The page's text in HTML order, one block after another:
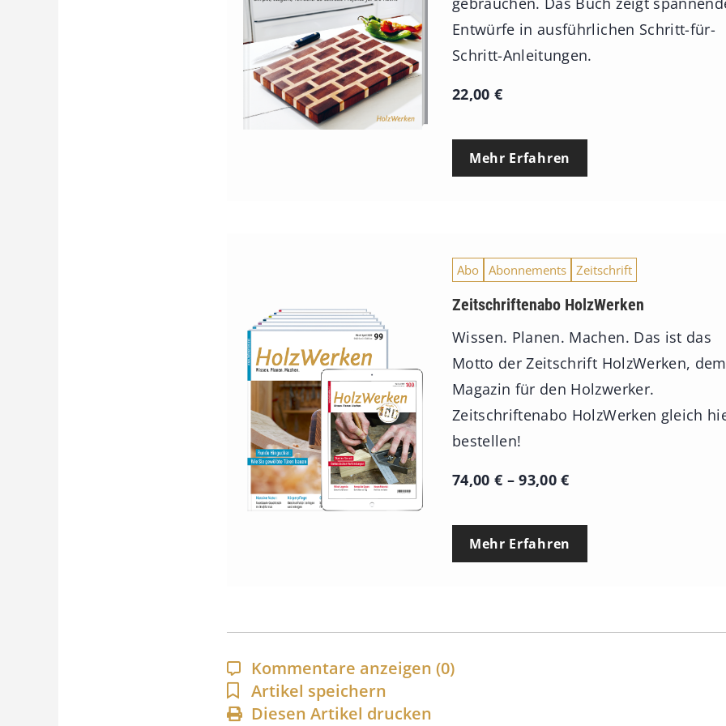
Entwürfe in ausführlichen Schritt-für-
Schritt-Anleitungen.
22,00 €
Mehr Erfahren
Abo Abonnements Zeitschrift
Zeitschriftenabo HolzWerken
Wissen. Planen. Machen. Das ist das
Motto der Zeitschrift HolzWerken, dem
Magazin für den Holzwerker.
Zeitschriftenabo HolzWerken gleich
bestellen!
74,00 € –93,00€P
e
p
Mehr Erfahren
Kommentare anzeigen (0)
Artikel speichern
Diesen Artikel drucken